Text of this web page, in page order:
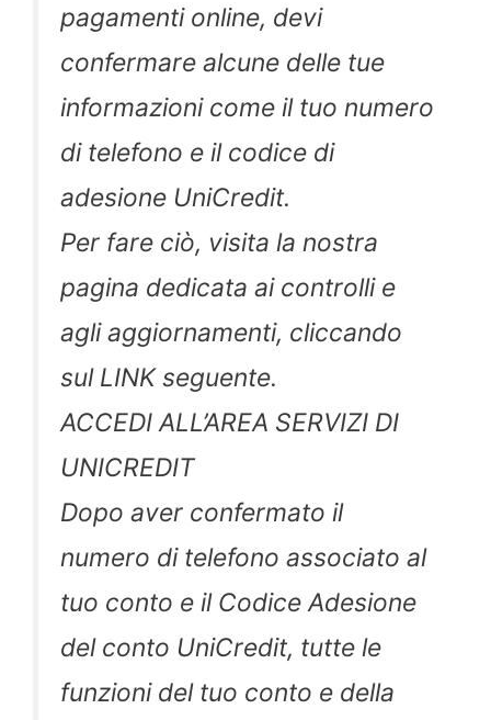
pagamenti online, devi
confermare alcune delle tue
informazioni come il tuo numero
di telefono e il codice di
adesione UniCredit.
Per fare ciò, visita la nostra
pagina dedicata ai controlli e
agli aggiornamenti, cliccando
sul LINK seguente.
ACCEDI ALL’AREA SERVIZI DI
UNICREDIT
Dopo aver confermato il
numero di telefono associato al
tuo conto e il Codice Adesione
del conto UniCredit, tutte le
funzioni del tuo conto e della